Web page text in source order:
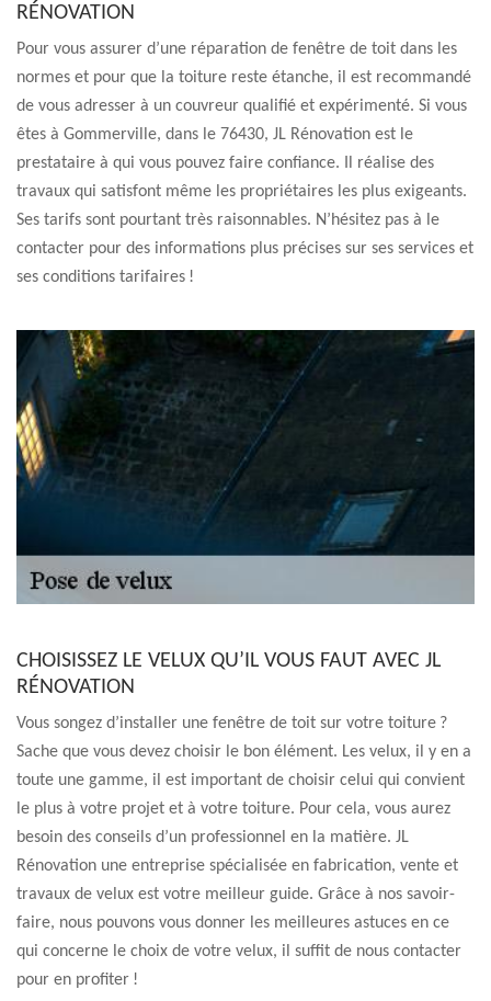
RÉNOVATION
Pour vous assurer d’une réparation de fenêtre de toit dans les
normes et pour que la toiture reste étanche, il est recommandé
de vous adresser à un couvreur qualifié et expérimenté. Si vous
êtes à Gommerville, dans le 76430, JL Rénovation est le
prestataire à qui vous pouvez faire confiance. Il réalise des
travaux qui satisfont même les propriétaires les plus exigeants.
Ses tarifs sont pourtant très raisonnables. N’hésitez pas à le
contacter pour des informations plus précises sur ses services et
ses conditions tarifaires !
CHOISISSEZ LE VELUX QU’IL VOUS FAUT AVEC JL
RÉNOVATION
Vous songez d’installer une fenêtre de toit sur votre toiture ?
Sache que vous devez choisir le bon élément. Les velux, il y en a
toute une gamme, il est important de choisir celui qui convient
le plus à votre projet et à votre toiture. Pour cela, vous aurez
besoin des conseils d’un professionnel en la matière. JL
Rénovation une entreprise spécialisée en fabrication, vente et
travaux de velux est votre meilleur guide. Grâce à nos savoir-
faire, nous pouvons vous donner les meilleures astuces en ce
qui concerne le choix de votre velux, il suffit de nous contacter
pour en profiter !